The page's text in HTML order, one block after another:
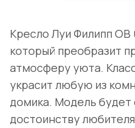
Кресло Луи Филипп ОВ
который преобразит
атмосферу уюта.
украсит любую из
домика. Модель будет
достоинству